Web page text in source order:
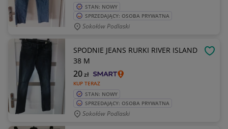
STAN: NOWY
SPRZEDAJĄCY: OSOBA PRYWATNA
Sokołów Podlaski
SPODNIE JEANS RURKI RIVER ISLAND
38 M
KUP TERAZ
20zł
STAN: NOWY
SPRZEDAJĄCY: OSOBA PRYWATNA
Sokołów Podlaski